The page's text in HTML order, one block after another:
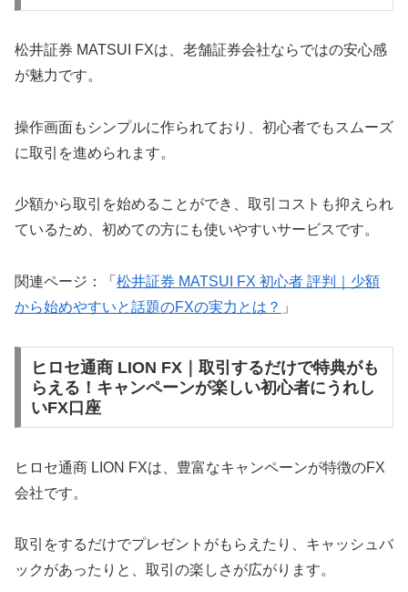
松井証券 MATSUI FXは、老舗証券会社ならではの安心感
が魅力です。
操作画面もシンプルに作られており、初心者でもスムーズ
に取引を進められます。
少額から取引を始めることができ、取引コストも抑えられ
ているため、初めての方にも使いやすいサービスです。
関連ページ：「 松井証券 MATSUI FX 初心者 評判｜少額
から始めやすいと話題のFXの実力とは？ 」
ヒロセ通商 LION FX｜取引するだけで特典がも
らえる！キャンペーンが楽しい初心者にうれし
いFX口座
ヒロセ通商 LION FXは、豊富なキャンペーンが特徴のFX
会社です。
取引をするだけでプレゼントがもらえたり、キャッシュバ
ックがあったりと、取引の楽しさが広がります。